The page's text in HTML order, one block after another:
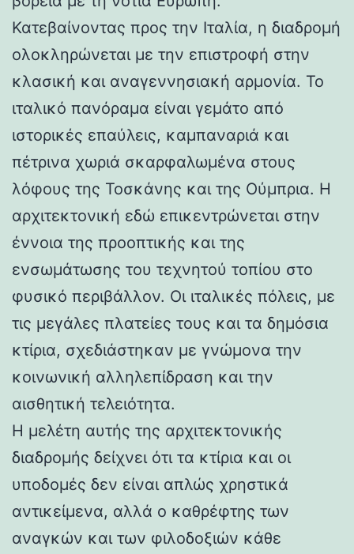
Κατεβαίνοντας προς την Ιταλία, η διαδρομή
ολοκληρώνεται με την επιστροφή στην
κλασική και αναγεννησιακή αρμονία. Το
ιταλικό πανόραμα είναι γεμάτο από
ιστορικές επαύλεις, καμπαναριά και
πέτρινα χωριά σκαρφαλωμένα στους
λόφους της Τοσκάνης και της Ούμπρια. Η
αρχιτεκτονική εδώ επικεντρώνεται στην
έννοια της προοπτικής και της
ενσωμάτωσης του τεχνητού τοπίου στο
φυσικό περιβάλλον. Οι ιταλικές πόλεις, με
τις μεγάλες πλατείες τους και τα δημόσια
κτίρια, σχεδιάστηκαν με γνώμονα την
κοινωνική αλληλεπίδραση και την
αισθητική τελειότητα.
Η μελέτη αυτής της αρχιτεκτονικής
διαδρομής δείχνει ότι τα κτίρια και οι
υποδομές δεν είναι απλώς χρηστικά
αντικείμενα, αλλά ο καθρέφτης των
αναγκών και των φιλοδοξιών κάθε